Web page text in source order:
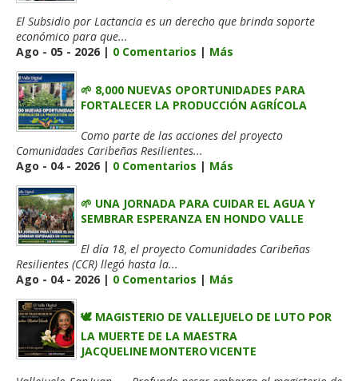
El Subsidio por Lactancia es un derecho que brinda soporte
económico para que...
Ago - 05 - 2026 | 0 Comentarios | Más
🌱 8,000 NUEVAS OPORTUNIDADES PARA
FORTALECER LA PRODUCCIÓN AGRÍCOLA
Como parte de las acciones del proyecto
Comunidades Caribeñas Resilientes...
Ago - 04 - 2026 | 0 Comentarios | Más
🌱 UNA JORNADA PARA CUIDAR EL AGUA Y
SEMBRAR ESPERANZA EN HONDO VALLE
El día 18, el proyecto Comunidades Caribeñas
Resilientes (CCR) llegó hasta la...
Ago - 04 - 2026 | 0 Comentarios | Más
🕊️ MAGISTERIO DE VALLEJUELO DE LUTO POR
LA MUERTE DE LA MAESTRA
JACQUELINE MONTERO VICENTE